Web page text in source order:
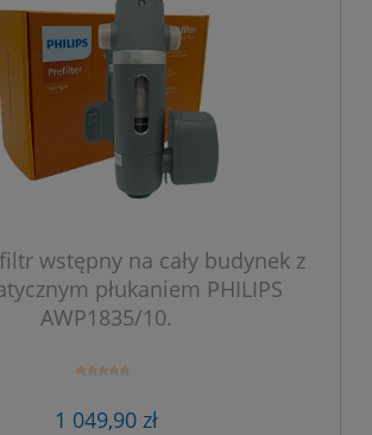
wstępny na cały budynek z
płukaniem PHILIPS
AWP1835/10.
1 049,90 zł